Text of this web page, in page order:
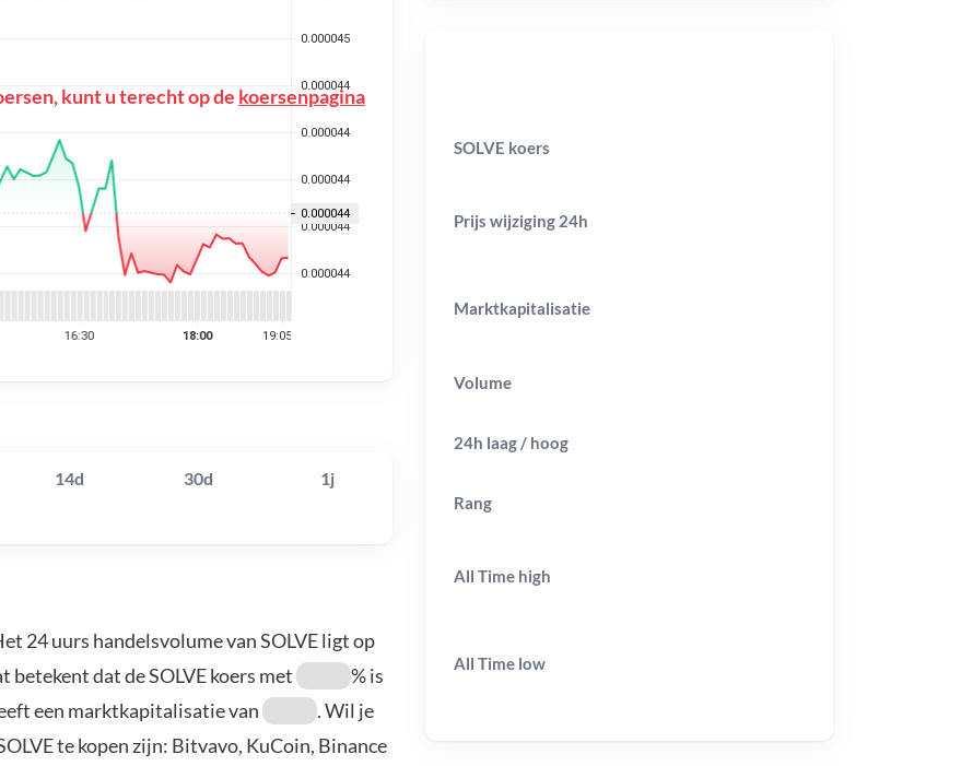
kunt u terecht op de koersenpagina
14d 30d 1j
24 uurs handelsvolume van SOLVE ligt op
betekent dat de SOLVE koers met
% is
een marktkapitalisatie van
. Wil je
te kopen zijn: Bitvavo, KuCoin, Binance
SOLVE koers
Prijs wijziging 24h
Marktkapitalisatie
Volume
24h laag / hoog
Rang
All Time high
All Time low